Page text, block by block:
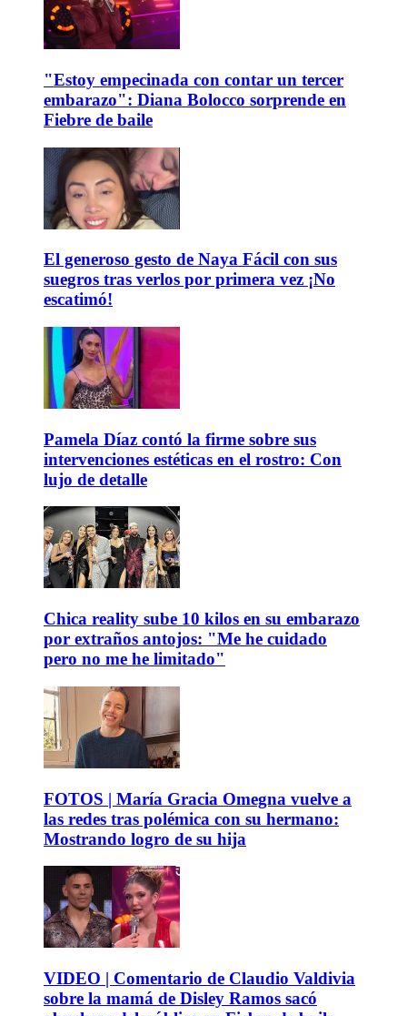
"Estoy empecinada con contar un tercer
embarazo": Diana Bolocco sorprende en
Fiebre de baile
El generoso gesto de Naya Fácil con sus
suegros tras verlos por primera vez ¡No
escatimó!
Pamela Díaz contó la firme sobre sus
intervenciones estéticas en el rostro: Con
lujo de detalle
Chica reality sube 10 kilos en su embarazo
por extraños antojos: "Me he cuidado
pero no me he limitado"
FOTOS | María Gracia Omegna vuelve a
las redes tras polémica con su hermano:
Mostrando logro de su hija
VIDEO | Comentario de Claudio Valdivia
sobre la mamá de Disley Ramos sacó